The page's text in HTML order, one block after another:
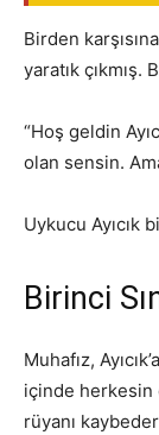
Birden
yaratık çıkmış.
“Hoş geldin
olan sensin.
Uykucu Ayıcık
Birinci
Muhafız,
içinde herkesin
rüyanı